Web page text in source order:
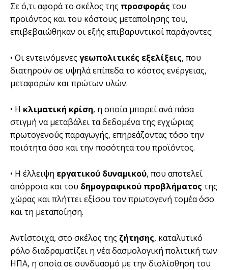
Σε ό,τι αφορά το σκέλος της προσφοράς του
προϊόντος και του κόστους μεταποίησης του,
επιβεβαιώθηκαν οι εξής επιβαρυντικοί παράγοντες:
• Οι εντεινόμενες γεωπολιτικές εξελίξεις, που
διατηρούν σε υψηλά επίπεδα το κόστος ενέργειας,
μεταφορών και πρώτων υλών.
• Η κλιματική κρίση, η οποία μπορεί ανά πάσα
στιγμή να μεταβάλει τα δεδομένα της εγχώριας
πρωτογενούς παραγωγής, επηρεάζοντας τόσο την
ποιότητα όσο και την ποσότητα του προϊόντος.
• Η έλλειψη εργατικού δυναμικού, που αποτελεί
απόρροια και του δημογραφικού προβλήματος της
χώρας και πλήττει εξίσου τον πρωτογενή τομέα όσο
και τη μεταποίηση.
Αντίστοιχα, στο σκέλος της ζήτησης, καταλυτικό
ρόλο διαδραματίζει η νέα δασμολογική πολιτική των
ΗΠΑ, η οποία σε συνδυασμό με την διολίσθηση του